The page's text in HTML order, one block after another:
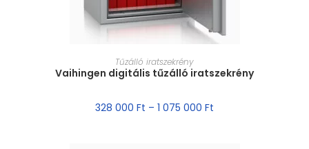
MÉRET VÁLASZTÁSA
Tűzálló iratszekrény
Vaihingen digitális tűzálló iratszekrény
328 000 Ft – 1 075 000 Ft